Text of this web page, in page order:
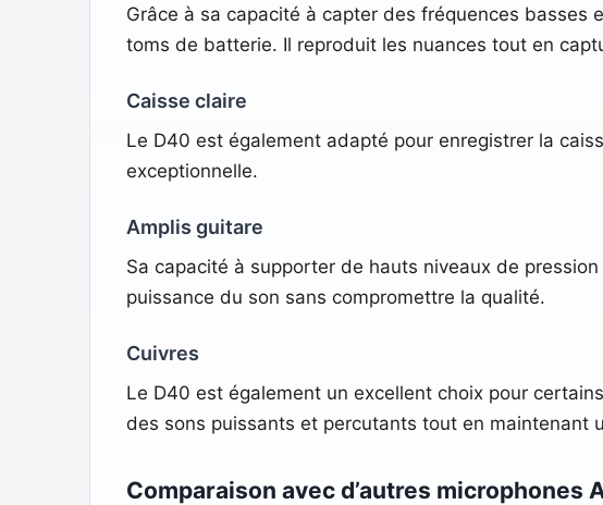
Grâce à sa capacité à capter des fréquences
toms de batterie. Il reproduit les nuances tout en
Caisse claire
Le D40 est également adapté pour enregistrer la
exceptionnelle.
Amplis guitare
Sa capacité à supporter de hauts niveaux de
puissance du son sans compromettre la qualité.
Cuivres
Le D40 est également un excellent choix pour
des sons puissants et percutants tout en maintenant
Comparaison avec d’autres microphones